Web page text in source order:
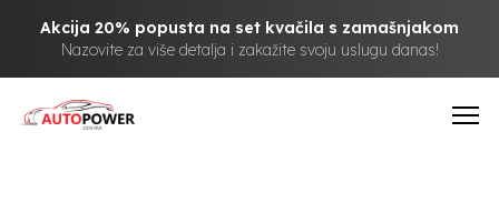
Akcija 20% popusta na set kvačila s zamašnjakom
Nazovite za više detalja i zakažite svoju uslugu danas!